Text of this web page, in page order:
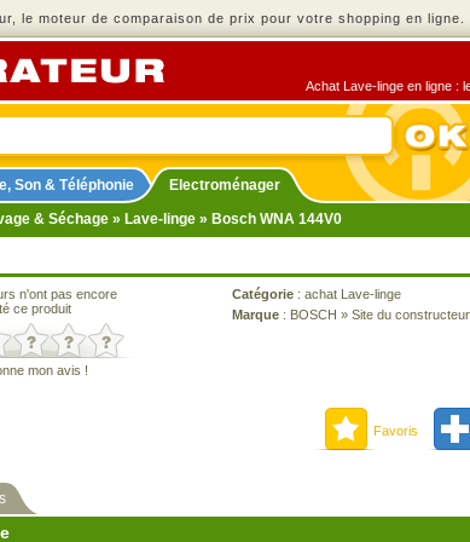
le moteur de comparaison de prix pour votre shopping en ligne.
Achat Lave-linge en ligne :
Son & Téléphonie
Electroménager
& Séchage » Lave-linge » Bosch WNA 144V0
n'ont pas encore
ce produit
mon avis !
Catégorie : achat Lave-linge
Marque : BOSCH » Site du constructeur
Favoris